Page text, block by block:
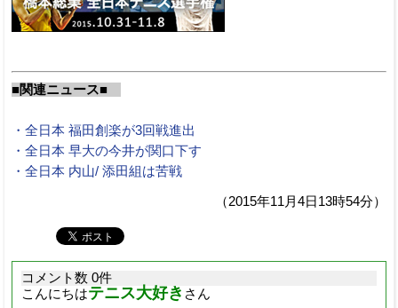
■関連ニュース■
・全日本 福田創楽が3回戦進出
・全日本 早大の今井が関口下す
・全日本 内山/ 添田組は苦戦
（2015年11月4日13時54分）
コメント数 0件
こんにちはテニス大好き さん